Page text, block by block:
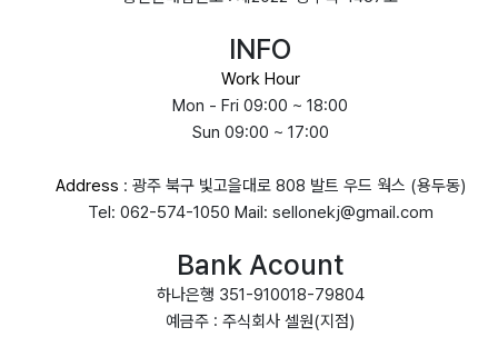
INFO
Work Hour
Mon - Fri 09:00 ~ 18:00
Sun 09:00 ~ 17:00
Address : 광주 북구 빛고을대로 808 발트 우드 웍스 (용두동)
Tel: 062-574-1050 Mail: sellonekj@gmail.com
Bank Acount
하나은행 351-910018-79804
예금주 : 주식회사 셀원(지점)